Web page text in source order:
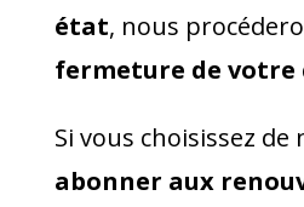
état, nous
fermeture de
Si vous choisissez de
abonner aux